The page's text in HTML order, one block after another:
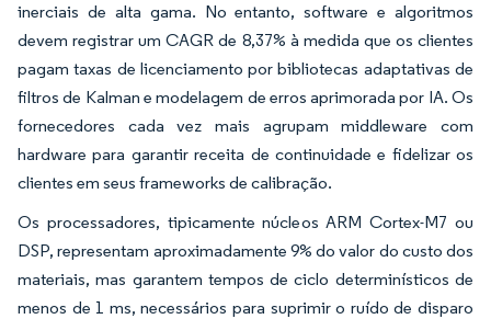
inerciais de alta gama. No entanto, software e algoritmos
devem registrar um CAGR de 8,37% à medida que os clientes
pagam taxas de licenciamento por bibliotecas adaptativas de
filtros de Kalman e modelagem de erros aprimorada por IA. Os
fornecedores cada vez mais agrupam middleware com
hardware para garantir receita de continuidade e fidelizar os
clientes em seus frameworks de calibração.
Os processadores, tipicamente núcleos ARM Cortex-M7 ou
DSP, representam aproximadamente 9% do valor do custo dos
materiais, mas garantem tempos de ciclo determinísticos de
menos de 1 ms, necessários para suprimir o ruído de disparo